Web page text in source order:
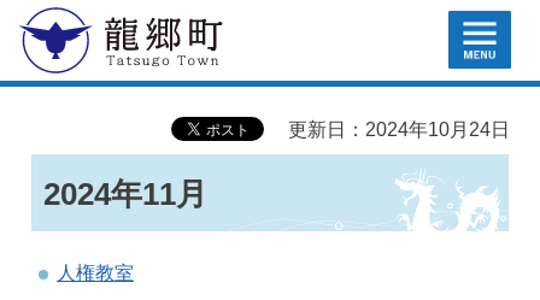
龍郷町 MENU
更新日：2024年10月24日
2024年11月
人権教室